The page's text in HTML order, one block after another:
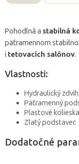
Pohodlná a stabilná
päťramennom
i tetovacích salónov.
Vlastnosti:
Hydraulický zdvih
Päťramenný
Plastové kolieska
Zlatý podstavec
Dodatočné